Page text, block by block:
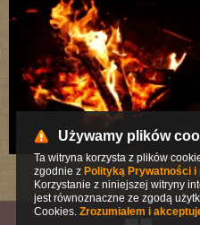
Używamy plików
Ta witryna korzysta z plików
zgodnie z Polityką Prywatności i
Korzystanie z niniejszej witryny
jest równoznaczne ze zgodą
Cookies. Zrozumiałem i